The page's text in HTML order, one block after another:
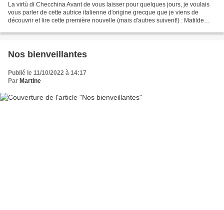
La virtù di Checchina Avant de vous laisser pour quelques jours, je voulais
vous parler de cette autrice italienne d'origine grecque que je viens de
découvrir et lire cette première nouvelle (mais d'autres suivent!) : Matilde
Nos bienveillantes
Publié le 11/10/2022 à 14:17
Par Martine